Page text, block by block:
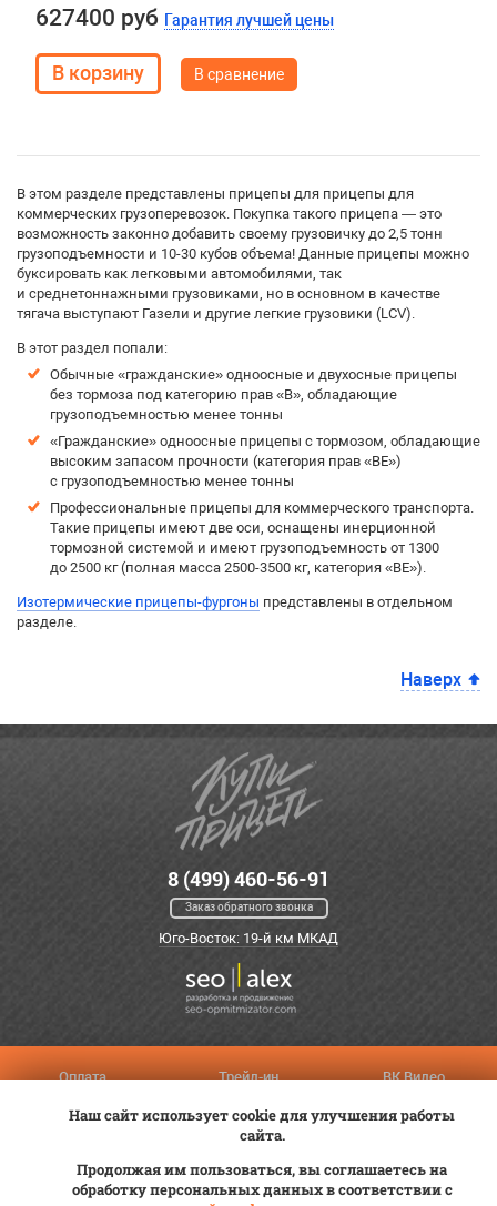
627400 руб Гарантия лучшей цены
В сравнение
В этом разделе представлены прицепы для прицепы для
коммерческих грузоперевозок. Покупка такого прицепа — это
возможность законно добавить своему грузовичку до 2,5 тонн
грузоподъемности и 10-30 кубов объема! Данные прицепы можно
буксировать как легковыми автомобилями, так
и среднетоннажными грузовиками, но в основном в качестве
тягача выступают Газели и другие легкие грузовики (LCV).
В этот раздел попали:
Обычные «гражданские» одноосные и двухосные прицепы
без тормоза под категорию прав «B», обладающие
грузоподъемностью менее тонны
«Гражданские» одноосные прицепы с тормозом, обладающие
высоким запасом прочности (категория прав «BE»)
с грузоподъемностью менее тонны
Профессиональные прицепы для коммерческого транспорта.
Такие прицепы имеют две оси, оснащены инерционной
тормозной системой и имеют грузоподъемность от 1300
до 2500 кг (полная масса 2500-3500 кг, категория «BE»).
Изотермические прицепы-фургоны представлены в отдельном
разделе.
Наверх
8 (499) 460-56-91
Заказ обратного звонка
Юго-Восток: 19-й км МКАД
Оплата
Доставка
Трейд-ин
Сервис
Статьи
ВК Видео
Контакты
© 2012—2026 «Купи прицеп»™ (ООО «Авангард», ИНН 9723035587)
Наш сайт использует cookie для улучшения работы
сайта.
Продолжая им пользоваться, вы соглашаетесь на
обработку персональных данных в соответствии с